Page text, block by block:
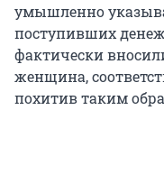
умышленно
поступивших
фактически
женщина,
похитив таким